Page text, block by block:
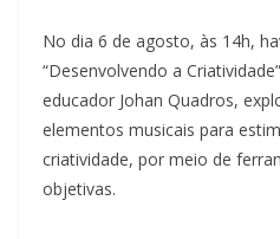
No dia 6 de agosto, às 14h,
“Desenvolvendo a
educador Johan Quadros,
elementos musicais para
criatividade, por meio de
objetivas.